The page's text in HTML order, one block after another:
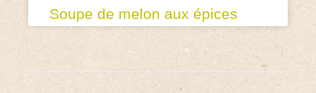
Soupe de melon aux épices